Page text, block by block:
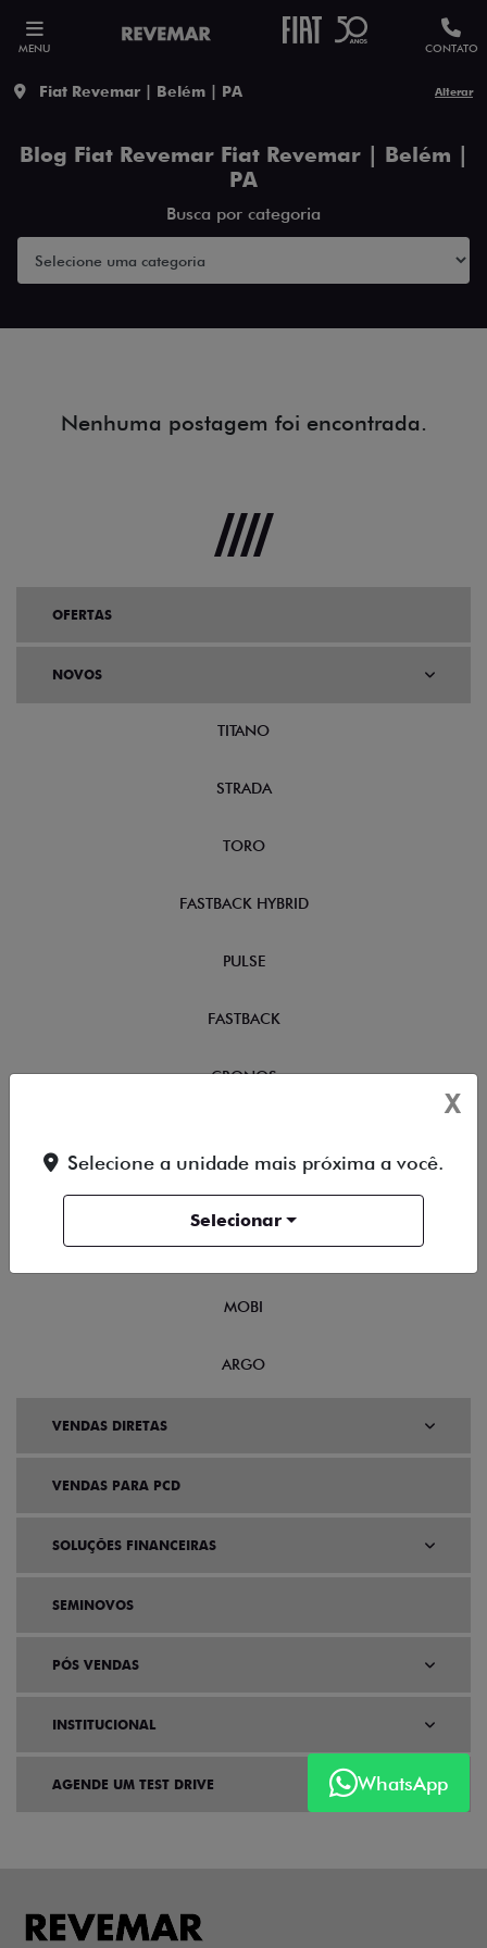
MENU CONTATO
Fiat Revemar | Belém | PA Alterar
Blog Fiat Revemar Fiat Revemar | Belém |
PA
Busca por categoria
Nenhuma postagem foi encontrada.
WhatsApp
OFERTAS
NOVOS
TITANO
STRADA
TORO
FASTBACK HYBRID
PULSE
FASTBACK
CRONOS
SCUDO
NOVO DUCATO
MOBI
ARGO
VENDAS DIRETAS
VENDAS PARA PCD
SOLUÇÕES FINANCEIRAS
SEMINOVOS
PÓS VENDAS
INSTITUCIONAL
AGENDE UM TEST DRIVE
X
Selecione a unidade mais próxima a você.
Selecionar